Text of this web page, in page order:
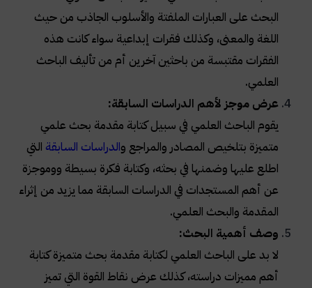
البحث على العبارات الملفتة والأسلوب الجاذب من حيث
اللغة والمعنى، وكذلك فقرات إبداعية سواء كانت هذه
الفقرات مقتبسة من باحثين آخرين أم من تأليف الباحث
العلمي.
عرض موجز لأهم الدراسات السابقة:
يقوم الباحث العلمي في سبيل كتابة مقدمة بحث علمي
متميزة بتلخيص المصادر والمراجع والدراسات السابقة التي
اطلع عليها وضمنها في بحثه، وكتابة فكرة بسيطة ووموجزة
عن أهم المستجدات في الدراسات السابقة مما يزيد من إثراء
المقدمة والبحث العلمي.
وصف أهمية البحث:
لا بد على الباحث العلمي لكتابة مقدمة بحث متميزة كتابة
أهم مميزات دراسته، كذلك عرض نقاط القوة التي تميز